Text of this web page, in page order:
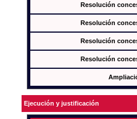
Resolución
Resolución
Resolución
Resolución
Ejecución y justificación